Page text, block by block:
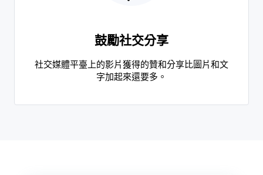
鼓勵社交分享
社交媒體平臺上的影片獲得的贊和分享比圖片和文
字加起來還要多。